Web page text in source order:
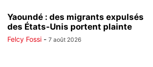
Yaoundé : des migrants expulsés
des États-Unis portent plainte
Felcy Fossi - 7 août 2026